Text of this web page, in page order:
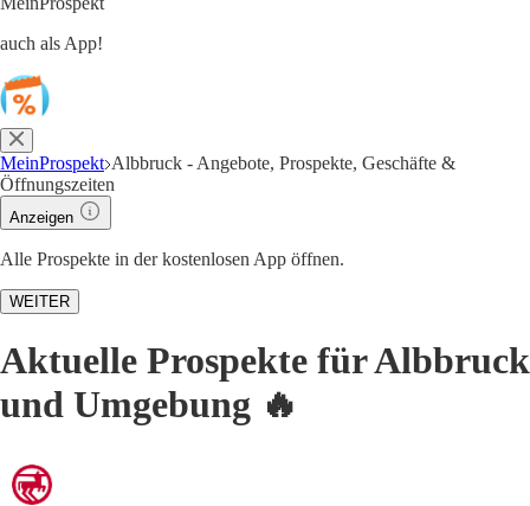
auch als App!
MeinProspekt Albbruck - Angebote, Prospekte, Geschäfte &
Öffnungszeiten
Anzeigen
Alle Prospekte in der kostenlosen App öffnen.
WEITER
Aktuelle Prospekte für Albbruck
und Umgebung 🔥